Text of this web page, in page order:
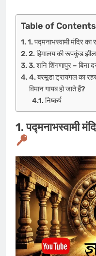
Table of Contents
1. पद्मनाभस्वामी मंदिर का
2. हिमालय की रूपकुंड
3. शनि शिंगणापुर – बिना
4. बरमूडा ट्रायंगल का
विमान गायब हो जाते हैं?
निष्कर्ष
1. पद्मनाभस्वामी